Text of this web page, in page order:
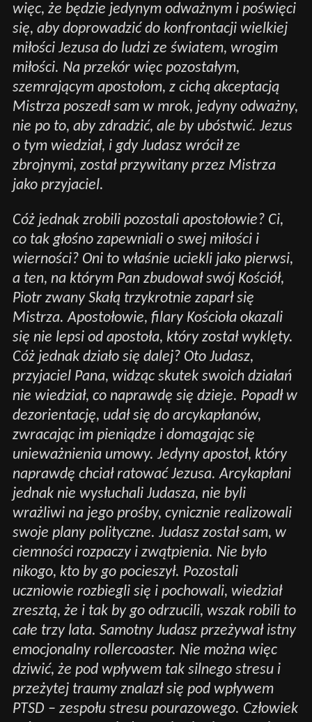
więc, że będzie jedynym odważnym i poświęci
się, aby doprowadzić do konfrontacji wielkiej
miłości Jezusa do ludzi ze światem, wrogim
miłości. Na przekór więc pozostałym,
szemrającym apostołom, z cichą akceptacją
Mistrza poszedł sam w mrok, jedyny odważny,
nie po to, aby zdradzić, ale by ubóstwić. Jezus
o tym wiedział, i gdy Judasz wrócił ze
zbrojnymi, został przywitany przez Mistrza
jako przyjaciel.
Cóż jednak zrobili pozostali apostołowie? Ci,
co tak głośno zapewniali o swej miłości i
wierności? Oni to właśnie uciekli jako pierwsi,
a ten, na którym Pan zbudował swój Kościół,
Piotr zwany Skałą trzykrotnie zaparł się
Mistrza. Apostołowie, filary Kościoła okazali
się nie lepsi od apostoła, który został wyklęty.
Cóż jednak działo się dalej? Oto Judasz,
przyjaciel Pana, widząc skutek swoich działań
nie wiedział, co naprawdę się dzieje. Popadł w
dezorientację, udał się do arcykapłanów,
zwracając im pieniądze i domagając się
unieważnienia umowy. Jedyny apostoł, który
naprawdę chciał ratować Jezusa. Arcykapłani
jednak nie wysłuchali Judasza, nie byli
wrażliwi na jego prośby, cynicznie realizowali
swoje plany polityczne. Judasz został sam, w
ciemności rozpaczy i zwątpienia. Nie było
nikogo, kto by go pocieszył. Pozostali
uczniowie rozbiegli się i pochowali, wiedział
zresztą, że i tak by go odrzucili, wszak robili to
całe trzy lata. Samotny Judasz przeżywał istny
emocjonalny rollercoaster. Nie można więc
dziwić, że pod wpływem tak silnego stresu i
przeżytej traumy znalazł się pod wpływem
PTSD – zespołu stresu pourazowego. Człowiek